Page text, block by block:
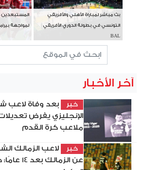
بث مباشر لمباراة الأهلي والأفريقي
التونسي في بطولة الدوري الأفريقي
BAL
المستبعدين
لمواجهة
آخر الأخبار
خبر
بعد وفاة لاعب
الإنجليزي يفرض
ملاعب كرة القدم
خبر
لاعب الزمالك
عن